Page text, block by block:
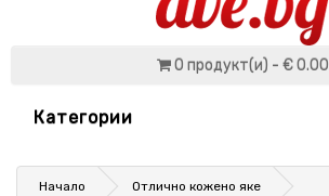
0 продукт(и) - € 0.00
Категории
Начало Отлично кожено яке